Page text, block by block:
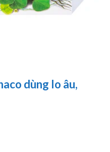
dùng lo âu,